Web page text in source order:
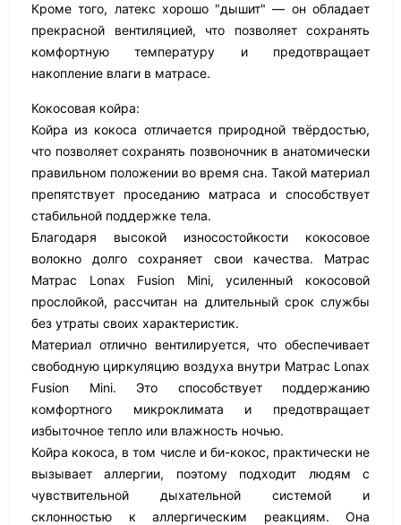
Кроме того, латекс хорошо "дышит" — он обладает
прекрасной вентиляцией, что позволяет сохранять
комфортную температуру и предотвращает
накопление влаги в матрасе.
Кокосовая койра:
Койра из кокоса отличается природной твёрдостью,
что позволяет сохранять позвоночник в анатомически
правильном положении во время сна. Такой материал
препятствует проседанию матраса и способствует
стабильной поддержке тела.
Благодаря высокой износостойкости кокосовое
волокно долго сохраняет свои качества. Матрас
Матрас Lonax Fusion Mini, усиленный кокосовой
прослойкой, рассчитан на длительный срок службы
без утраты своих характеристик.
Материал отлично вентилируется, что обеспечивает
свободную циркуляцию воздуха внутри Матрас Lonax
Fusion Mini. Это способствует поддержанию
комфортного микроклимата и предотвращает
избыточное тепло или влажность ночью.
Койра кокоса, в том числе и би-кокос, практически не
вызывает аллергии, поэтому подходит людям с
чувствительной дыхательной системой и
склонностью к аллергическим реакциям. Она